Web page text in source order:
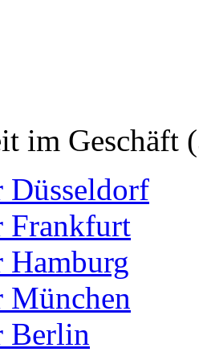
im Geschäft
Düsseldorf
Frankfurt
Hamburg
München
Berlin